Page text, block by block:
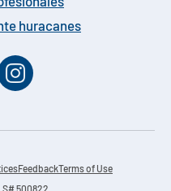
huracanes
Feedback Terms of Use